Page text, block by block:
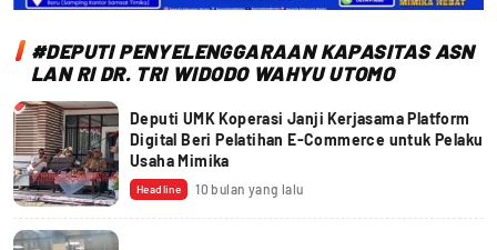
#DEPUTI PENYELENGGARAAN KAPASITAS ASN
LAN RI DR. TRI WIDODO WAHYU UTOMO
Deputi UMK Koperasi Janji Kerjasama Platform
Digital Beri Pelatihan E-Commerce untuk Pelaku
Usaha Mimika
Headline 10 bulan yang lalu